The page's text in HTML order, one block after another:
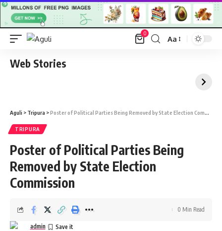
0
Font
Aa
Web Stories
Aguli > Tripura >Poster of Political Parties Being Removed by State Election Commission
TRIPURA
Poster of Political Parties Being
Removed by State Election
Commission
admin
0 Min Read